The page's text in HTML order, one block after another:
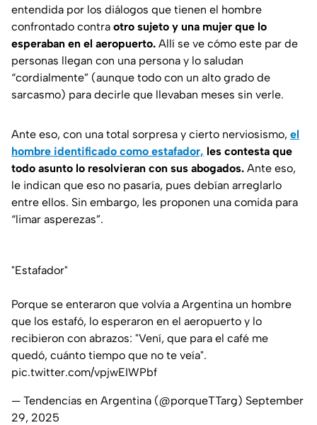
entendida por los diálogos que tienen el hombre
confrontado contra otro sujeto y una mujer que lo
esperaban en el aeropuerto. Allí se ve cómo este par de
personas llegan con una persona y lo saludan
“cordialmente” (aunque todo con un alto grado de
sarcasmo) para decirle que llevaban meses sin verle.
Ante eso, con una total sorpresa y cierto nerviosismo, el
hombre identificado como estafador, les contesta que
todo asunto lo resolvieran con sus abogados. Ante eso,
le indican que eso no pasaría, pues debían arreglarlo
entre ellos. Sin embargo, les proponen una comida para
“limar asperezas”.
"Estafador"
Porque se enteraron que volvía a Argentina un hombre
que los estafó, lo esperaron en el aeropuerto y lo
recibieron con abrazos: "Vení, que para el café me
quedó, cuánto tiempo que no te veía".
pic.twitter.com/vpjwEIWPbf
— Tendencias en Argentina (@porqueTTarg) September
29, 2025